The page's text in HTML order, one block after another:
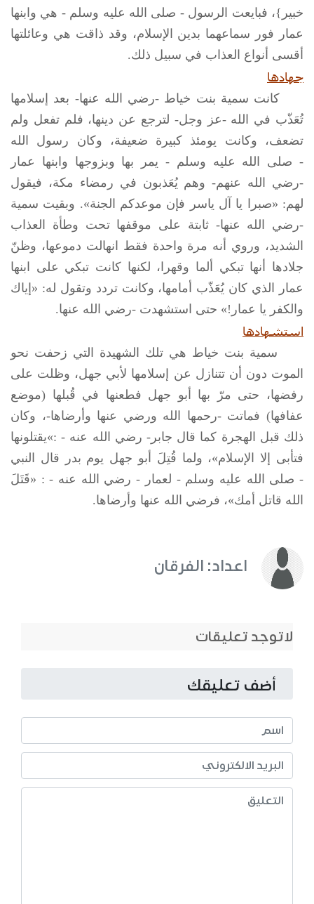
خبير}، فبايعت الرسول - صلى الله عليه وسلم - هي وابنها
عمار فور سماعهما بدين الإسلام، وقد ذاقت هي وعائلتها
أقسى أنواع العذاب في سبيل ذلك.
جهادها
كانت سمية بنت خياط -رضي الله عنها- بعد إسلامها
تُعَذّب في الله -عز وجل- لترجع عن دينها، فلم تفعل ولم
تضعف، وكانت يومئذ كبيرة ضعيفة، وكان رسول الله
- صلى الله عليه وسلم - يمر بها وبزوجها وابنها عمار
-رضي الله عنهم- وهم يُعَذبون في رمضاء مكة، فيقول
لهم: «صبرا يا آل ياسر فإن موعدكم الجنة». وبقيت سمية
-رضي الله عنها- ثابتة على موقفها تحت وطأة العذاب
الشديد، وروي أنه مرة واحدة فقط انهالت دموعها، وظنّ
جلادها أنها تبكي ألما وقهرا، لكنها كانت تبكي على ابنها
عمار الذي كان يُعَذّب أمامها، وكانت تردد وتقول له: «إياك
والكفر يا عمار!» حتى استشهدت -رضي الله عنها.
استشهادها
سمية بنت خياط هي تلك الشهيدة التي زحفت نحو
الموت دون أن تتنازل عن إسلامها لأبي جهل، وظلت على
رفضها، حتى مرّ بها أبو جهل فطعنها في قُبلها (موضع
عفافها) فماتت -رحمها الله ورضي عنها وأرضاها-، وكان
ذلك قبل الهجرة كما قال جابر- رضي الله عنه - :»يقتلونها
فتأبى إلا الإسلام»، ولما قُتِلَ أبو جهل يوم بدر قال النبي
- صلى الله عليه وسلم - لعمار - رضي الله عنه - : «قَتَلَ
الله قاتل أمك»، فرضي الله عنها وأرضاها.
اعداد: الفرقان
لاتوجد تعليقات
أضف تعليقك